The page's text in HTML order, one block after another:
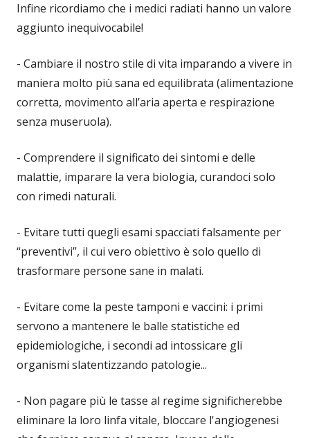
Infine ricordiamo che i medici radiati hanno un valore
aggiunto inequivocabile!
- Cambiare il nostro stile di vita imparando a vivere in
maniera molto più sana ed equilibrata (alimentazione
corretta, movimento all’aria aperta e respirazione
senza museruola).
- Comprendere il significato dei sintomi e delle
malattie, imparare la vera biologia, curandoci solo
con rimedi naturali.
- Evitare tutti quegli esami spacciati falsamente per
“preventivi”, il cui vero obiettivo è solo quello di
trasformare persone sane in malati.
- Evitare come la peste tamponi e vaccini: i primi
servono a mantenere le balle statistiche ed
epidemiologiche, i secondi ad intossicare gli
organismi slatentizzando patologie...
- Non pagare più le tasse al regime significherebbe
eliminare la loro linfa vitale, bloccare l'angiogenesi